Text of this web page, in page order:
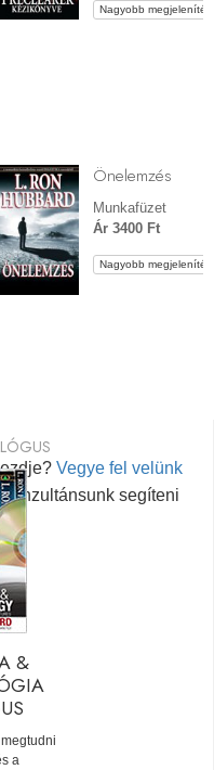
Nagyobb megjelenítés
Önelemzés
Munkafüzet
Ár 3400 Ft
Nagyobb megjelenítés
Vegye fel velünk
segíteni
&
a